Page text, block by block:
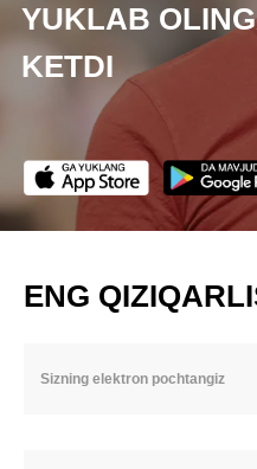
YUKLAB
KETDI
ENG